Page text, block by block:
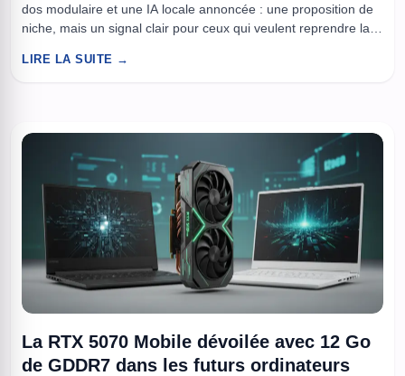
dos modulaire et une IA locale annoncée : une proposition de
niche, mais un signal clair pour ceux qui veulent reprendre la
c’est surtout changer d’écosystème. Comptes cloud, services
LIRE LA SUITE →
La RTX 5070 Mobile dévoilée avec 12 Go
de GDDR7 dans les futurs ordinateurs